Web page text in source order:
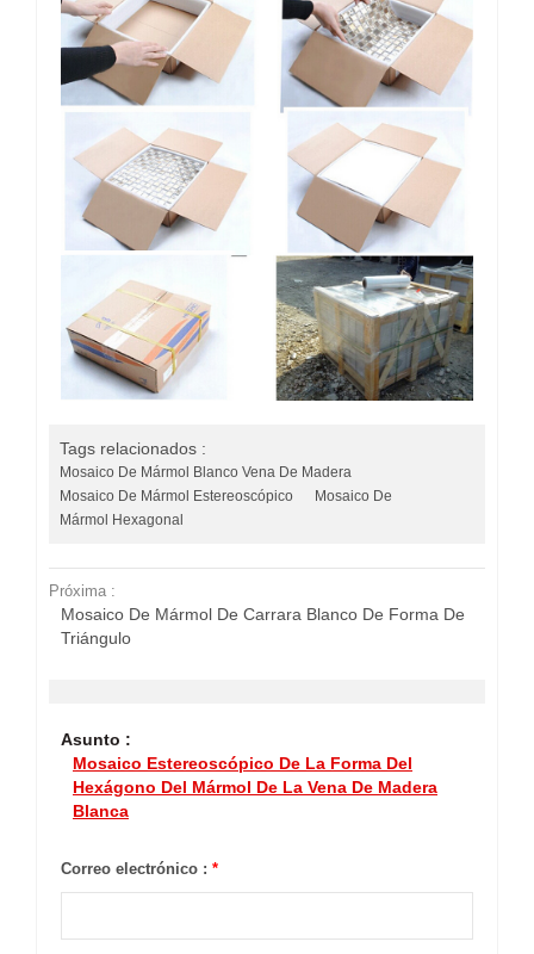
Tags relacionados :
Mosaico De Mármol Blanco Vena De Madera
Mosaico De Mármol Estereoscópico
Mosaico De
Mármol Hexagonal
Próxima :
Mosaico De Mármol De Carrara Blanco De Forma De
Triángulo
Asunto :
Mosaico Estereoscópico De La Forma Del
Hexágono Del Mármol De La Vena De Madera
Blanca
Correo electrónico : *